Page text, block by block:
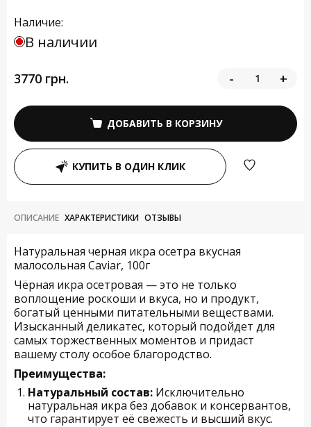
Наличие:
В наличии
3770 грн. - +
ДОБАВИТЬ В КОРЗИНУ
КУПИТЬ В ОДИН КЛИК
ОПИСАНИЕ ХАРАКТЕРИСТИКИ ОТЗЫВЫ
Натуральная черная икра осетра вкусная
малосольная Caviar, 100г
Чёрная икра осетровая — это не только
воплощение роскоши и вкуса, но и продукт,
богатый ценными питательными веществами.
Изысканный деликатес, который подойдет для
самых торжественных моментов и придаст
вашему столу особое благородство.
Преимущества:
Натуральный состав: Исключительно
натуральная икра без добавок и консервантов,
что гарантирует её свежесть и высший вкус.